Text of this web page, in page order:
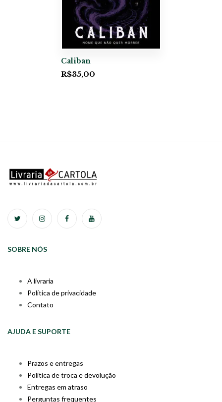
Caliban
R$35,00
SOBRE NÓS
A livraria
Política de privacidade
Contato
AJUDA E SUPORTE
Prazos e entregas
Política de troca e devolução
Entregas em atraso
Perguntas frequentes